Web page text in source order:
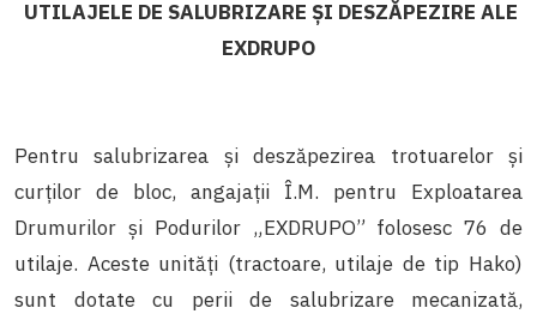
UTILAJELE DE SALUBRIZARE ȘI DESZĂPEZIRE ALE
EXDRUPO
Pentru salubrizarea și deszăpezirea trotuarelor și
curților de bloc, angajații Î.M. pentru Exploatarea
Drumurilor și Podurilor „EXDRUPO” folosesc 76 de
utilaje. Aceste unități (tractoare, utilaje de tip Hako)
sunt dotate cu perii de salubrizare mecanizată,